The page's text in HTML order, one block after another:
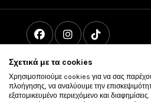
Σχετικά με τα cookies
Χρησιμοποιούμε cookies για να σας
πλοήγησης, να αναλύουμε την
εξατομικευμένο περιεχόμενο και